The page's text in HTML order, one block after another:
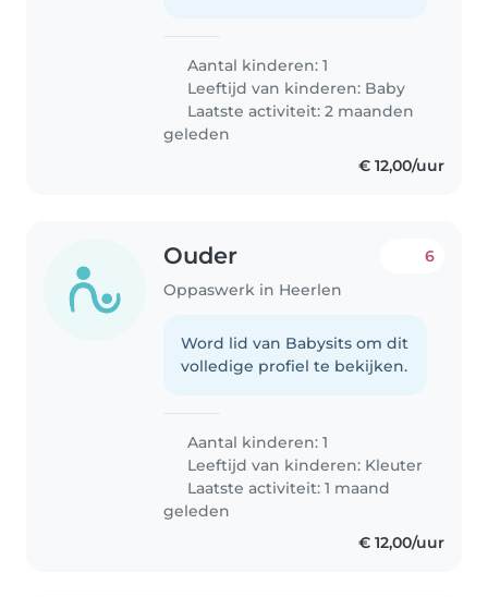
Aantal kinderen: 1
Leeftijd van kinderen: Baby
Laatste activiteit: 2 maanden
geleden
€ 12,00/uur
Ouder
Oppaswerk in Heerlen
6
Word lid van Babysits om dit
volledige profiel te bekijken.
Aantal kinderen: 1
Leeftijd van kinderen: Kleuter
Laatste activiteit: 1 maand
geleden
€ 12,00/uur